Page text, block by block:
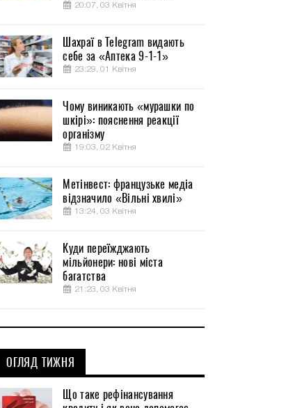
20:07, 03 Квітня
Шахраї в Telegram видають
себе за «Аптека 9-1-1»
23:29, 01 Квітня
Чому виникають «мурашки по
шкірі»: пояснення реакції
організму
19:03, 02 Квітня
Метінвест: французьке медіа
відзначило «Вільні хвилі»
13:24, 03 Квітня
Куди переїжджають
мільйонери: нові міста
багатства
21:23, 03 Квітня
ОГЛЯД ТИЖНЯ
Що таке рефінансування